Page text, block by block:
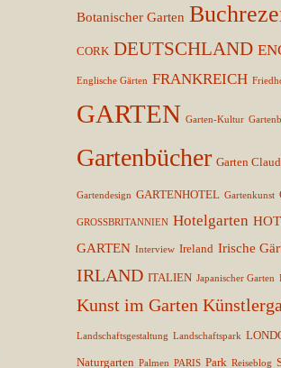
Botanischer Garten
CORK DEUTSCHLAND
Englische Gärten FRANKREICH
GARTEN Garten-Kultur
Gartenbücher Garten
Gartendesign GARTENHOTEL Gartenkunst
GROSSBRITANNIEN Hotelgarten
GARTEN Interview Ireland Irische
IRLAND ITALIEN Japanischer Garten
Kunst im Garten
Landschaftsgestaltung Landschaftspark
Naturgarten Palmen PARIS Park Reiseblog